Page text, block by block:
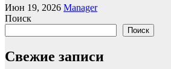
Июн 19, 2026 Manager
Поиск
Поиск
Свежие записи